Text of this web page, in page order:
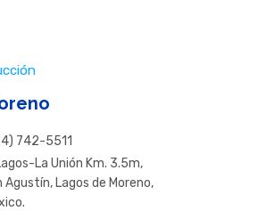
742-5511
La Unión Km. 3.5m,
Lagos de Moreno,